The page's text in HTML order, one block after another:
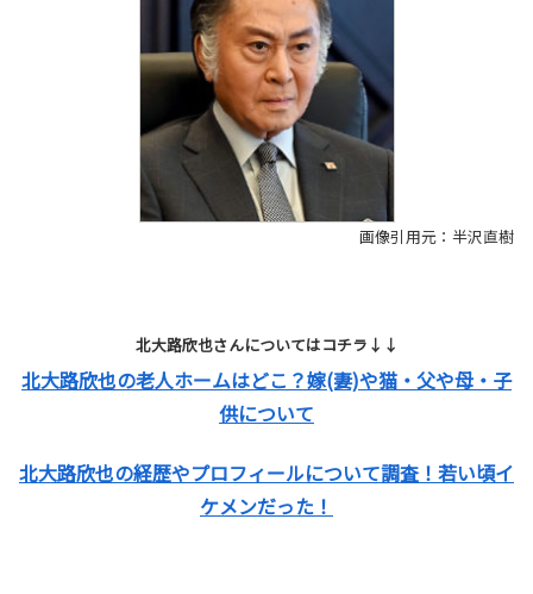
画像引用元：半沢直樹
北大路欣也さんについてはコチラ↓↓
北大路欣也の老人ホームはどこ？嫁(妻)や猫・父や母・子
供について
北大路欣也の経歴やプロフィールについて調査！若い頃イ
ケメンだった！